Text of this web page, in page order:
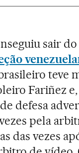
sair
teve
Fariñez
defesa
pela
das vezes